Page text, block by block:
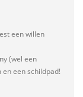
een willen
(wel een
een schildpad!